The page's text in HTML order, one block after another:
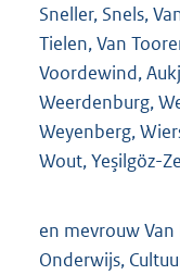
Sneller, Snels,
Tielen, Van
Voordewind,
Weerdenburg,
Weyenberg,
Wout, Yeşilgöz-
en mevrouw
Onderwijs,